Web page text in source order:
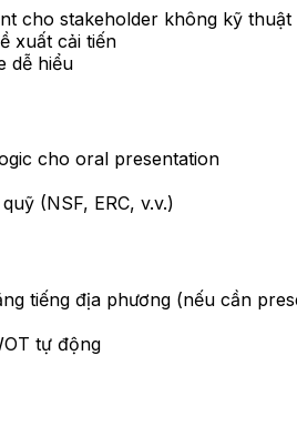
cho stakeholder không kỹ thuật
xuất cải tiến
dễ hiểu
cho oral presentation
(NSF, ERC, v.v.)
tiếng địa phương (nếu cần
tự động